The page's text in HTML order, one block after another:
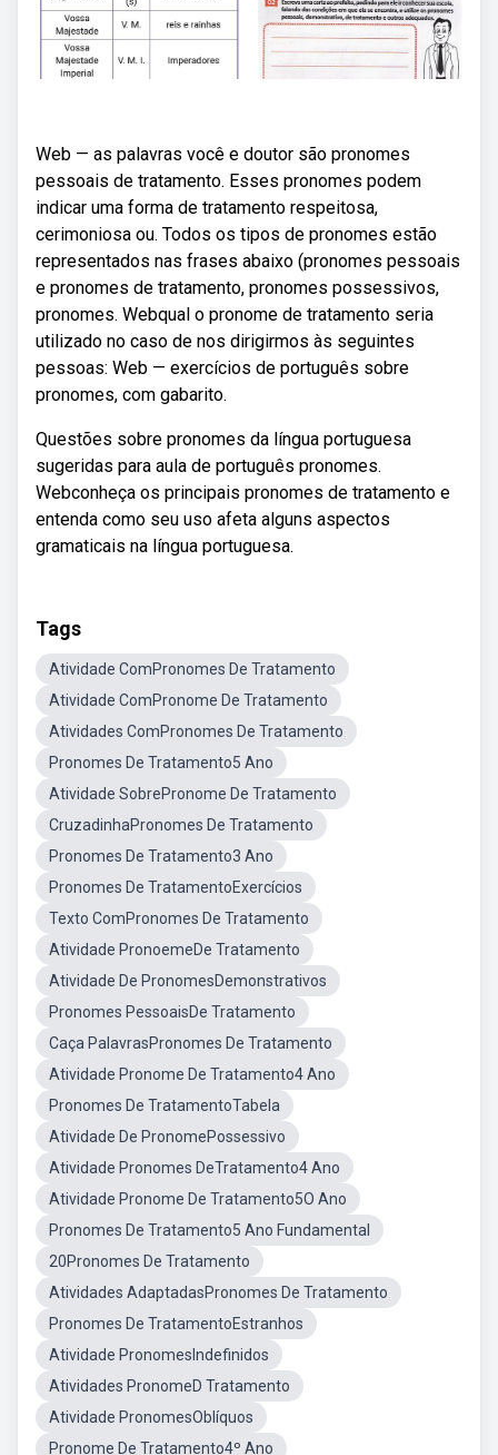
Web — as palavras você e doutor são pronomes
pessoais de tratamento. Esses pronomes podem
indicar uma forma de tratamento respeitosa,
cerimoniosa ou. Todos os tipos de pronomes estão
representados nas frases abaixo (pronomes pessoais
e pronomes de tratamento, pronomes possessivos,
pronomes. Webqual o pronome de tratamento seria
utilizado no caso de nos dirigirmos às seguintes
pessoas: Web — exercícios de português sobre
pronomes, com gabarito.
Questões sobre pronomes da língua portuguesa
sugeridas para aula de português pronomes.
Webconheça os principais pronomes de tratamento e
entenda como seu uso afeta alguns aspectos
gramaticais na língua portuguesa.
Tags
Atividade ComPronomes De Tratamento
Atividade ComPronome De Tratamento
Atividades ComPronomes De Tratamento
Pronomes De Tratamento5 Ano
Atividade SobrePronome De Tratamento
CruzadinhaPronomes De Tratamento
Pronomes De Tratamento3 Ano
Pronomes De TratamentoExercícios
Texto ComPronomes De Tratamento
Atividade PronoemeDe Tratamento
Atividade De PronomesDemonstrativos
Pronomes PessoaisDe Tratamento
Caça PalavrasPronomes De Tratamento
Atividade Pronome De Tratamento4 Ano
Pronomes De TratamentoTabela
Atividade De PronomePossessivo
Atividade Pronomes DeTratamento4 Ano
Atividade Pronome De Tratamento5O Ano
Pronomes De Tratamento5 Ano Fundamental
20Pronomes De Tratamento
Atividades AdaptadasPronomes De Tratamento
Pronomes De TratamentoEstranhos
Atividade PronomesIndefinidos
Atividades PronomeD Tratamento
Atividade PronomesOblíquos
Pronome De Tratamento4º Ano